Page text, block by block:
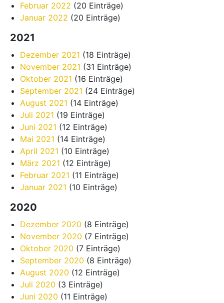
Februar 2022 (20 Einträge)
Januar 2022 (20 Einträge)
2021
Dezember 2021 (18 Einträge)
November 2021 (31 Einträge)
Oktober 2021 (16 Einträge)
September 2021 (24 Einträge)
August 2021 (14 Einträge)
Juli 2021 (19 Einträge)
Juni 2021 (12 Einträge)
Mai 2021 (14 Einträge)
April 2021 (10 Einträge)
März 2021 (12 Einträge)
Februar 2021 (11 Einträge)
Januar 2021 (10 Einträge)
2020
Dezember 2020 (8 Einträge)
November 2020 (7 Einträge)
Oktober 2020 (7 Einträge)
September 2020 (8 Einträge)
August 2020 (12 Einträge)
Juli 2020 (3 Einträge)
Juni 2020 (11 Einträge)